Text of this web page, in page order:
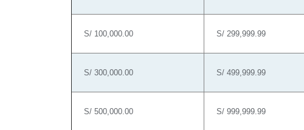
S/ 100,000.00 S/ 299,999.99
S/ 300,000.00 S/ 499,999.99
S/ 500,000.00 S/ 999,999.99